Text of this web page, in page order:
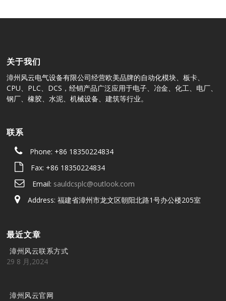
关于我们
漳州风云电气设备有限公司经营欧美品牌的自动化模块、板卡、
CPU、PLC、DCS，经销产品广泛应用于电子、冶金、化工、电厂、
钢厂、橡胶、水泥、机械设备、建筑等行业。
联系
Phone: +86 18350224834
Fax: +86 18350224834
Email: sauldcsplc@outlook.com
Address: 福建省漳州市龙文区朝阳北路1号办公楼205室
最近文章
漳州风云联系方式
29 8 月,2024
漳州风云官网